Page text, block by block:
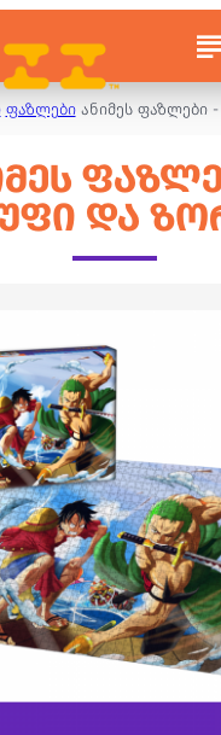
ფაზლები ანიმეს
ᲓᲐ